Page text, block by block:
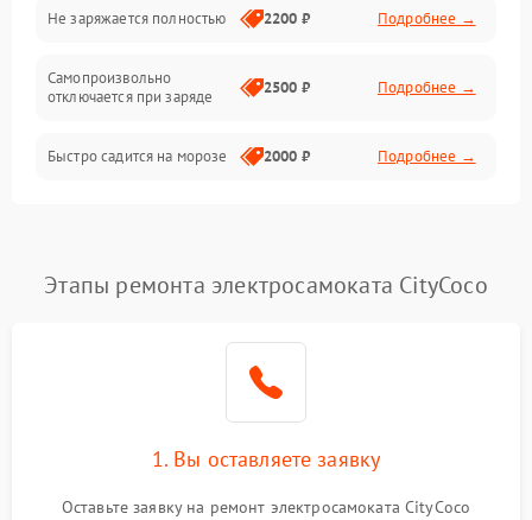
Не заряжается полностью 2200 ₽ Подробнее →
Самопроизвольно
отключается при заряде
2500 ₽ Подробнее →
Быстро садится на морозе 2000 ₽ Подробнее →
Этапы ремонта электросамоката CityCoco
1. Вы оставляете заявку
Оставьте заявку на ремонт электросамоката CityCoco